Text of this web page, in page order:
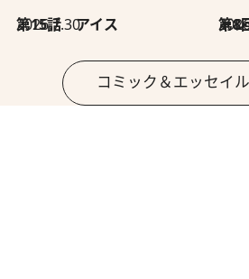
2026.7.30
第15話 アイス 第8回「同
コミック＆エッセイ